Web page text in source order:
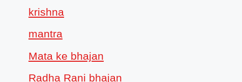
krishna
mantra
Mata ke bhajan
Radha Rani bhajan